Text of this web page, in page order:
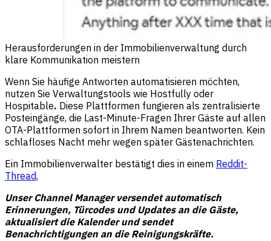
Herausforderungen in der Immobilienverwaltung durch
klare Kommunikation meistern
Wenn Sie häufige Antworten automatisieren möchten,
nutzen Sie Verwaltungstools wie Hostfully oder
Hospitable. Diese Plattformen fungieren als zentralisierte
Posteingänge, die Last-Minute-Fragen Ihrer Gäste auf allen
OTA-Plattformen sofort in Ihrem Namen beantworten. Kein
schlafloses Nacht mehr wegen später Gästenachrichten.
Ein Immobilienverwalter bestätigt dies in einem Reddit-
Thread,
Unser Channel Manager versendet automatisch
Erinnerungen, Türcodes und Updates an die Gäste,
aktualisiert die Kalender und sendet
Benachrichtigungen an die Reinigungskräfte.